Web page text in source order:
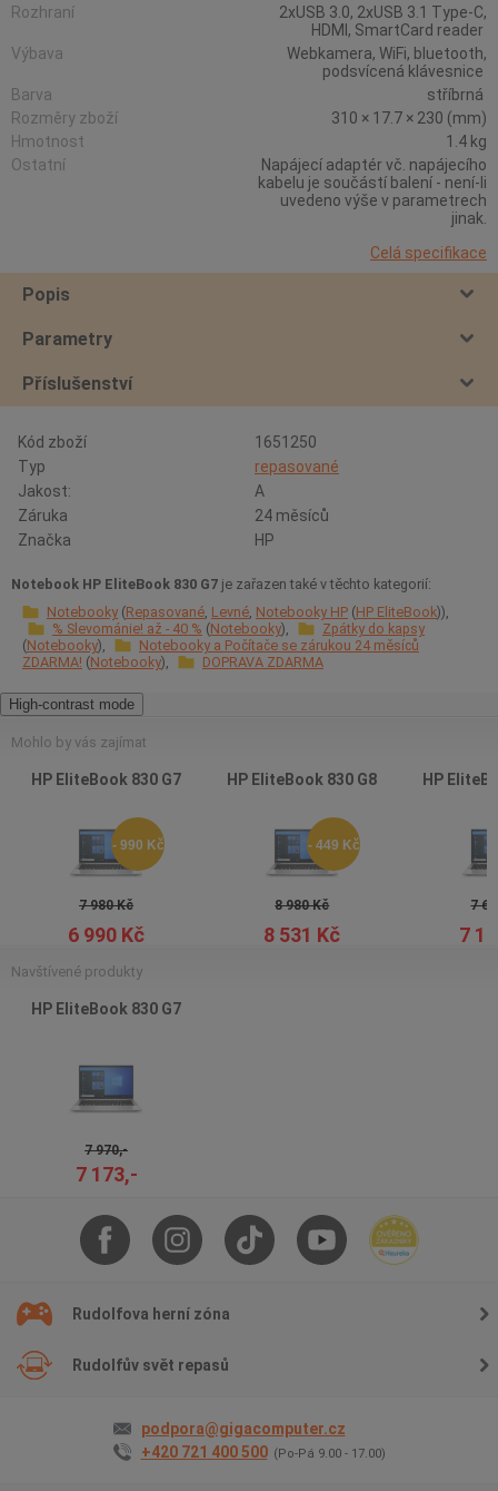
Rozhraní
2xUSB 3.0, 2xUSB 3.1 Type-C,
HDMI, SmartCard reader
Výbava
Webkamera, WiFi, bluetooth,
podsvícená klávesnice
Barva
stříbrná
Rozměry zboží
310 × 17.7 × 230 (mm)
Hmotnost
1.4 kg
Ostatní
Napájecí adaptér vč. napájecího
kabelu je součástí balení - není-li
uvedeno výše v parametrech
jinak.
Celá specifikace
Popis
Parametry
Příslušenství
Kód zboží
1651250
Typ
repasované
Jakost:
A
Záruka
24 měsíců
Značka
HP
Notebook HP EliteBook 830 G7 je zařazen také v těchto kategorií:
Notebooky Repasované Levné Notebooky HP HP EliteBook
% Slevománie! až - 40 % Notebooky
Zpátky do kapsy
Notebooky
Notebooky a Počítače se zárukou 24 měsíců
ZDARMA! Notebooky DOPRAVA ZDARMA
High-contrast mode
Mohlo by vás zajímat
HP EliteBook 830 G7
- 990 Kč
7 980 Kč
6 990 Kč
HP EliteBook 830 G8
- 449 Kč
8 980 Kč
8 531 Kč
HP
7
7
Navštívené produkty
HP EliteBook 830 G7
7 970,-
7 173,-
Rudolfova herní zóna
Rudolfův svět repasů
podpora@gigacomputer.cz
+420 721 400 500 (Po-Pá 9.00 - 17.00)